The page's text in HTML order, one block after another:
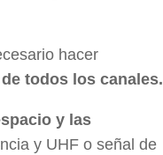
hacer
todos los canales.
y las
y UHF o señal de